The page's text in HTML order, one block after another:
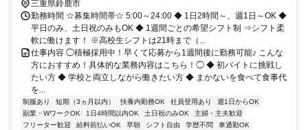
三重県鈴鹿市
勤務時間 ☆募集時間帯☆ 5:00～24:00 ◆ 1日2時間～、週1日～OK ◆
平日のみ、土日祝のみもOK ◆ 1週間ごとの希望シフト制 ⇒シフト柔
軟に働けます！ ※高校生シフトは21時まで（...
仕事内容 ◯積極採用中！早くて応募から1週間後に勤務可能♪ こんな
方におすすめ！具体的な業務内容はこちら！◯ ◆ 初バイトに挑戦し
たい方 ◆ 学校と両立しながら働きたい方 ◆ まかないを食べて食事代
を...
制服あり 短期（3ヵ月以内） 扶養内勤務OK 社員登用あり
週1日からOK
副業・WワークOK
1日4時間以内OK 土日祝のみOK
主婦・主夫歓迎
フリーター歓迎
給料前払いOK 早朝 シフト自由 学歴不問
車通勤OK